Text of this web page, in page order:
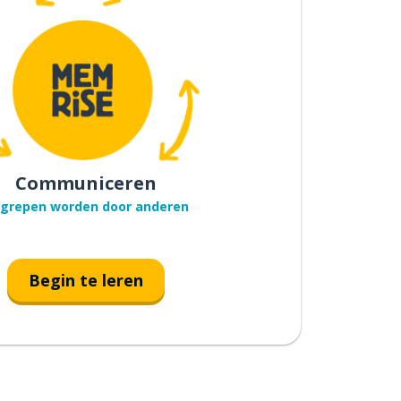
Communiceren
worden door anderen
Begin te leren